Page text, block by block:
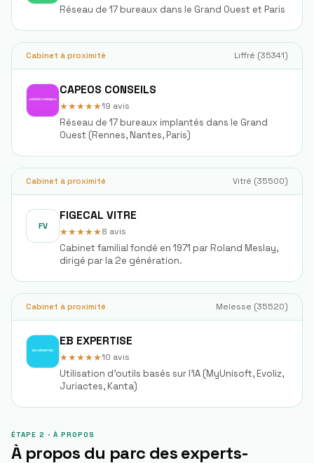
Réseau de 17 bureaux dans le Grand Ouest et Paris
Cabinet à proximité Liffré (35341)
CAPEOS CONSEILS
★★★★★19 avis
Réseau de 17 bureaux implantés dans le Grand
Ouest (Rennes, Nantes, Paris)
Cabinet à proximité Vitré (35500)
FV
FIGECAL VITRE
★★★★★8 avis
Cabinet familial fondé en 1971 par Roland Meslay,
dirigé par la 2e génération.
Cabinet à proximité Melesse (35520)
EB EXPERTISE
★★★★★10 avis
Utilisation d'outils basés sur l'IA (MyUnisoft, Evoliz,
Juriactes, Kanta)
ÉTAPE 2 · À PROPOS
À propos du parc des experts-